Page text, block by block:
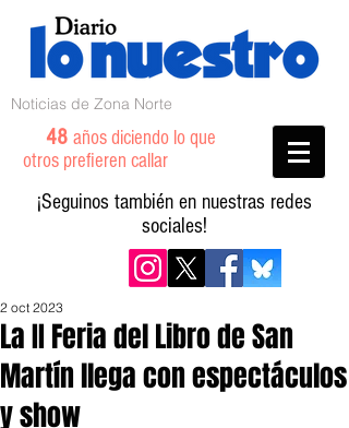
Noticias de Zona Norte
48 años diciendo lo que
otros prefieren callar
¡Seguinos también en nuestras redes
sociales!
La II Feria del Libro de San
Martín llega con espectáculos
y show
2 oct 2023